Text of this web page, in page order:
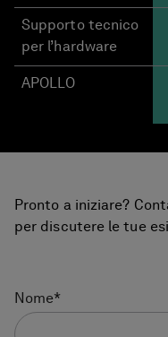
Supporto tecnico
per l’hardware
APOLLO
Pronto a iniziare?
per discutere le tue
Nome*